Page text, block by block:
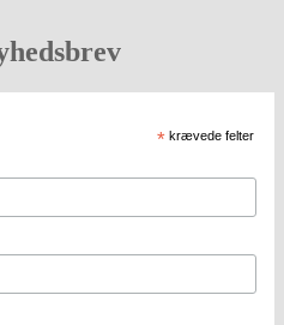
* krævede felter